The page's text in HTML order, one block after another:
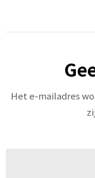
Het e-mailadres